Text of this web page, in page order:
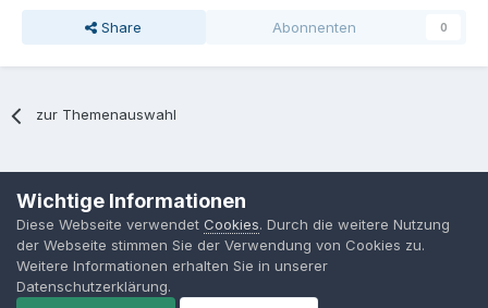
Share Abonnenten 0
zur Themenauswahl
MPP-Engineering
Powered by Invision Community
Wichtige Informationen
Diese Webseite verwendet Cookies. Durch die weitere Nutzung
der Webseite stimmen Sie der Verwendung von Cookies zu.
Weitere Informationen erhalten Sie in unserer
Datenschutzerklärung.